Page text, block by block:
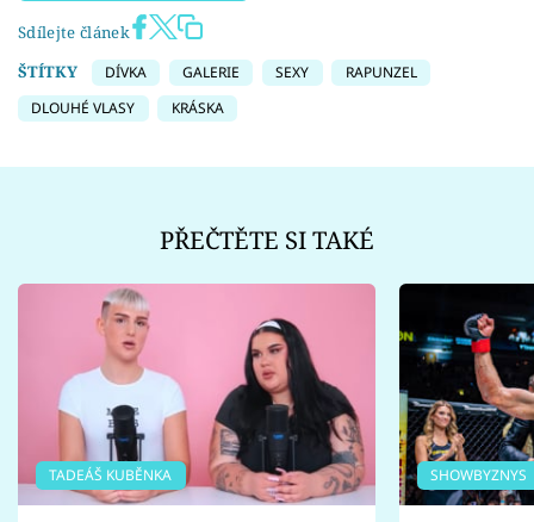
Sdílejte článek
ŠTÍTKY
DÍVKA GALERIE SEXY
RAPUNZEL
DLOUHÉ VLASY
KRÁSKA
PŘEČTĚTE SI TAKÉ
TADEÁŠ KUBĚNKA SHOWBYZNYS